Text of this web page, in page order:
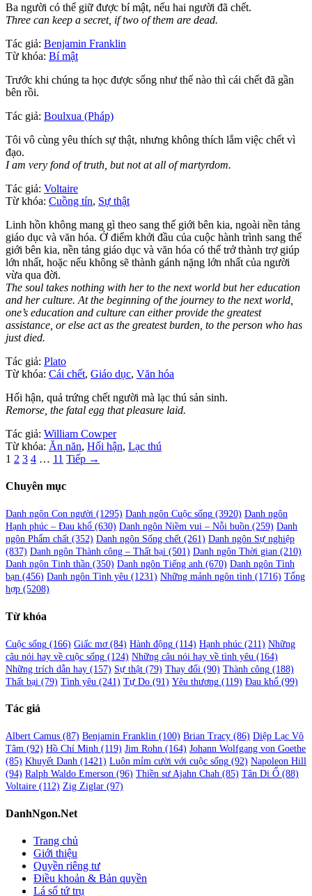
Ba người có thể giữ được bí mật, nếu hai người đã chết.
Three can keep a secret, if two of them are dead.
Tác giả: Benjamin Franklin
Từ khóa: Bí mật
Trước khi chúng ta học được sống như thế nào thì cái chết đã gần
bên rồi.
Tác giả: Boulxua (Pháp)
Tôi vô cùng yêu thích sự thật, nhưng không thích lắm việc chết vì
đạo.
I am very fond of truth, but not at all of martyrdom.
Tác giả: Voltaire
Từ khóa: Cuồng tín, Sự thật
Linh hồn không mang gì theo sang thế giới bên kia, ngoài nền tảng
giáo dục và văn hóa. Ở điểm khởi đầu của cuộc hành trình sang thế
giới bên kia, nền tảng giáo dục và văn hóa có thể trở thành trợ giúp
lớn nhất, hoặc nếu không sẽ thành gánh nặng lớn nhất của người
vừa qua đời.
The soul takes nothing with her to the next world but her education
and her culture. At the beginning of the journey to the next world,
one’s education and culture can either provide the greatest
assistance, or else act as the greatest burden, to the person who has
just died.
Tác giả: Plato
Từ khóa: Cái chết, Giáo dục, Văn hóa
Hối hận, quả trứng chết người mà lạc thú sản sinh.
Remorse, the fatal egg that pleasure laid.
Tác giả: William Cowper
Từ khóa: Ăn năn, Hối hận, Lạc thú
Phân
trang
viết
1 2 3 4 … 11 Tiếp →
Chuyên mục
Danh ngôn Con người (1295) Danh ngôn Cuộc sống (3920) Danh ngôn
Hạnh phúc – Đau khổ (630) Danh ngôn Niềm vui – Nỗi buồn (259) Danh
ngôn Phẩm chất (352) Danh ngôn Sống chết (261) Danh ngôn Sự nghiệp
(837) Danh ngôn Thành công – Thất bại (501) Danh ngôn Thời gian (210)
Danh ngôn Tinh thần (350) Danh ngôn Tiếng anh (670) Danh ngôn Tình
bạn (456) Danh ngôn Tình yêu (1231) Những mảnh ngôn tình (1716) Tổng
hợp (5208)
Từ khóa
Cuộc sống (166) Giấc mơ(84) Hành động (114) Hạnh phúc (211) Những
câu nói hay về cuộc sống (124) Những câu nói hay về tình yêu (164)
Những trích dẫn hay (157) Sự thật (79) Thay đổi (90) Thành công (188)
Thất bại (79) Tình yêu (241) Tự Do (91) Yêu thương (119) Đau khổ (99)
Tác giả
Albert Camus (87) Benjamin Franklin (100) Brian Tracy (86) Diệp Lạc Vô
Tâm (92) Hồ Chí Minh (119) Jim Rohn (164) Johann Wolfgang von Goethe
(85) Khuyết Danh (1421) Luôn mỉm cười với cuộc sống (92) Napoleon Hill
(94) Ralph Waldo Emerson (96) Thiền sư Ajahn Chah (85) Tân Di Ổ (88)
Voltaire (112) Zig Ziglar (97)
DanhNgon.Net
Trang chủ
Giới thiệu
Quyền riêng tư
Điều khoản & Bản quyền
Lá số tứ trụ